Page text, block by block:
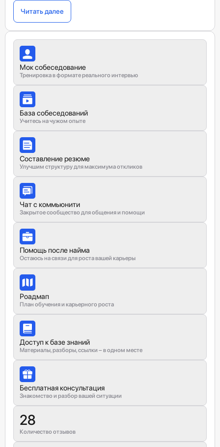
Читать далее
Мок собеседование
Тренировка в формате реального интервью
База собеседований
Учитесь на чужом опыте
Составление резюме
Улучшим структуру для максимума откликов
Чат с коммьюнити
Закрытое сообщество для общения и помощи
Помощь после найма
Остаюсь на связи для роста вашей карьеры
Роадмап
План обучения и карьерного роста
Доступ к базе знаний
Материалы, разборы, ссылки – в одном месте
Бесплатная консультация
Знакомство и разбор вашей ситуации
28
Количество отзывов